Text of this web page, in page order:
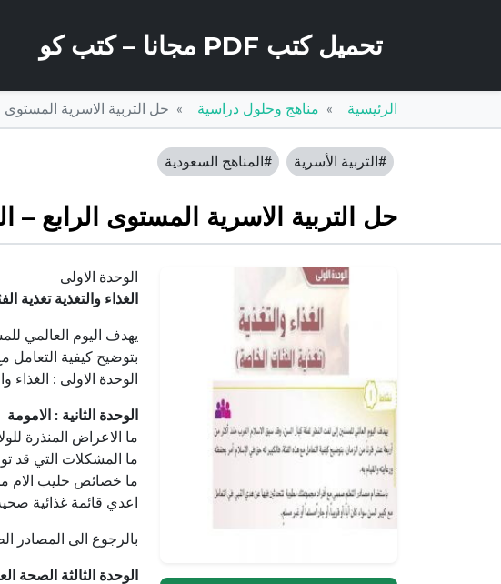
تحميل كتب PDF مجانا – كتب كو
الرئيسية مناهج وحلول دراسية حل التربية الاسرية المستوى
#التربية الأسرية #المناهج السعودية
حل التربية الاسرية المستوى الرابع –
الوحدة الاولى
الغذاء والتغذية تغذية
يهدف اليوم العالمي
بتوضيح كيفية التعامل
الوحدة الاولى : الغذاء
الوحدة الثانية : الامومة
ما الاعراض المنذرة
ما المشكلات التي قد
ما خصائص حليب الام من
اعدي قائمة غذائية
بالرجوع الى المصادر
الوحدة الثالثة الصحة